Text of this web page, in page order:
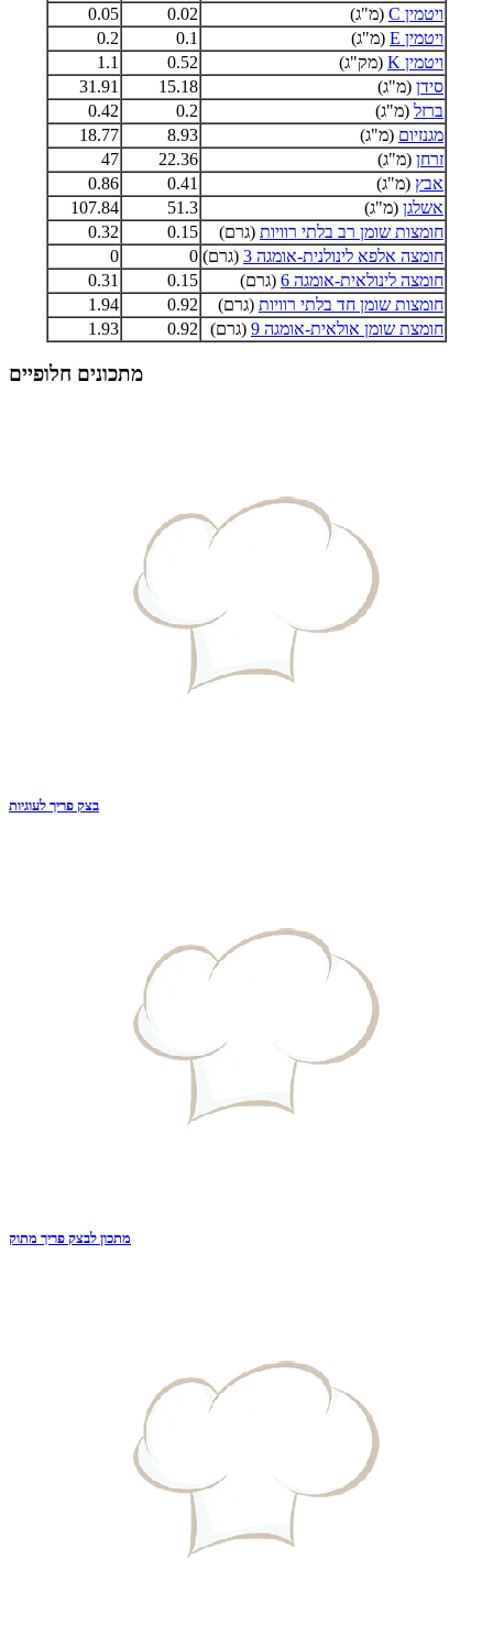
ויטמין C
(מ"ג) 0.02
0.05
ויטמין E
(מ"ג) 0.1
0.2
ויטמין K
(מק"ג) 0.52
1.1
סידן (מ"ג) 15.18
31.91
ברזל (מ"ג) 0.2
0.42
מגנזיום (מ"ג) 8.93
18.77
זרחן (מ"ג) 22.36
47
אבץ (מ"ג) 0.41
0.86
אשלגן (מ"ג) 51.3
107.84
חומצות שומן רב בלתי רוויות (גרם) 0.15
0.32
חומצה אלפא לינולנית-אומגה 3
(גרם) 0
0
חומצה לינולאית-אומגה 6
(גרם) 0.15
0.31
חומצות שומן חד בלתי רוויות (גרם) 0.92
1.94
חומצת שומן אולאית-אומגה 9
(גרם) 0.92
1.93
מתכונים חלופיים
בצק פריך לעוגיות
מתכון לבצק פריך מתוק